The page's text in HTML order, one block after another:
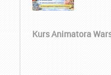
Kurs Animatora